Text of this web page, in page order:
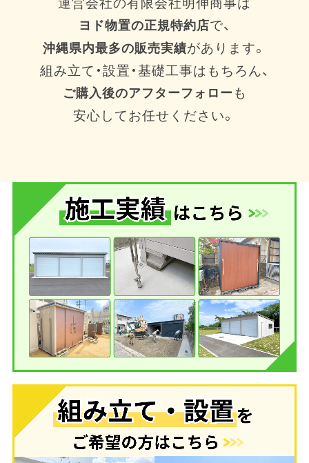
ヨド物置の正規特約店で、
沖縄県内最多の販売実績があります。
組み立て・設置・基礎工事はもちろん、
ご購入後のアフターフォローも
安心してお任せください。